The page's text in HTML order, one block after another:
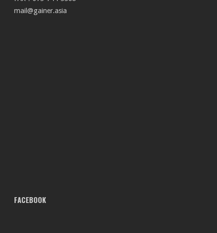
mail@gainer.asia
FACEBOOK